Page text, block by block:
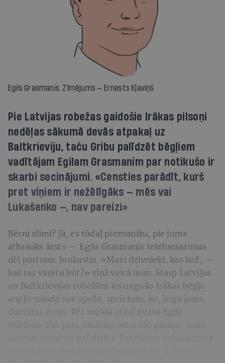
Egils Grasmanis. Zīmējums — Ernests Kļaviņš
Pie Latvijas robežas gaidošie Irākas pilsoņi
nedēļas sākumā devās atpakaļ uz
Baltkrieviju, taču Gribu palīdzēt bēgļiem
vadītājam Egilam Grasmanim par notikušo ir
skarbi secinājumi. «Censties parādīt, kurš
pret viņiem ir nežēlīgāks — mēs vai
Lukašenko —, nav pareizi»
Bērni slimi? Jā, es tūdaļ piezvanīšu, pie jums
atbrauks ārsts — Egils Grasmanis telefonsarunas
dēļ pārtrauc brokastis. «Mazi dzīvnieki, kas kož, —
kas tas varētu būt?» viņš vaicā man. Starp Latvijas
un Baltkrievijas robežām iestrēgušo Irākas bēgļu
angļu valoda nav spoža, spriežam, ka, iespējams,
domātas ērces. Pēc mirkļa atkal zvana Egila